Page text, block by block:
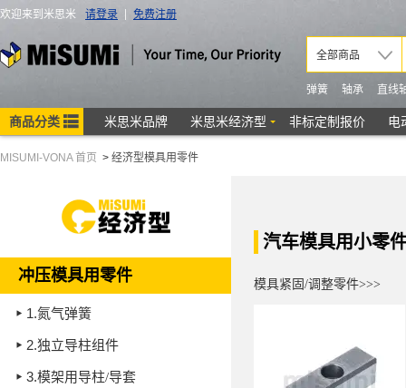
MISUMI-VONA 首页 > 经济型模具用零件
冲压模具用零件
1.氮气弹簧
2.独立导柱组件
3.模架用导柱/导套
汽车模具用小零
模具紧固/调整零件>>>